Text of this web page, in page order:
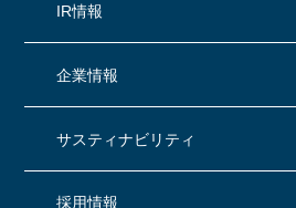
IR情報
企業情報
サスティナビリティ
採用情報